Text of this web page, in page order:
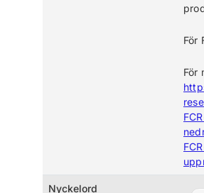
För
För
Nyckelord